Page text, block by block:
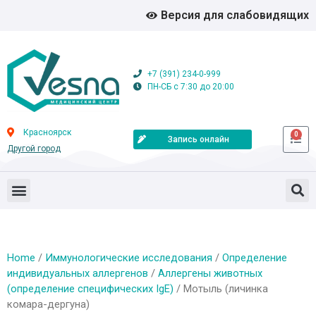
Версия для слабовидящих
+7 (391) 234-0-999
ПН-СБ с 7:30 до 20:00
Красноярск
Другой город
Запись онлайн
0
Home / Иммунологические исследования / Определение
индивидуальных аллергенов / Аллергены животных
(определение специфических IgE) / Мотыль (личинка
комара-дергуна)